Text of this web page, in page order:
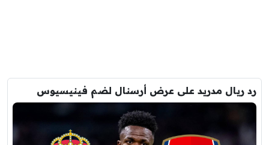
رد ريال مدريد على عرض أرسنال لضم فينيسيوس